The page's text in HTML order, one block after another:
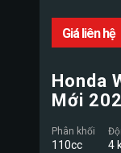
Giá liên hệ
Honda
Mới
Phân khối
110cc 4